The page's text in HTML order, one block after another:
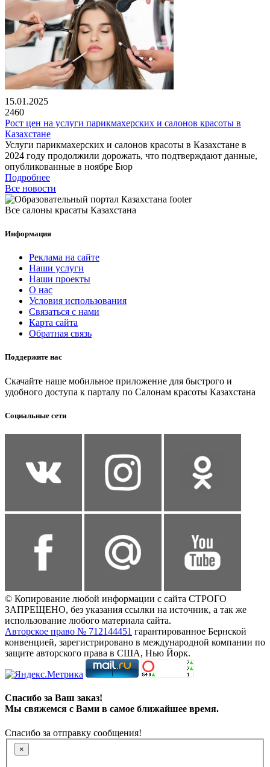
15.01.2025
2460
Рост цен на услуги парикмахерских и салонов красоты в
Казахстане
Услуги парикмахерских и салонов красоты в Казахстане в
2024 году продолжили дорожать, что подтверждают данные,
опубликованные в ноябре Бюр
Подробнее
Все новости
Все салоны красаты Казахстана
Информация
Реклама на сайте
Наши услуги
Наши проекты
О нас
Условия использования
Связаться с нами
Карта сайта
Обратная связь
Поддержите нас
Скачайте наше мобильное приложение для быстрого и
удобного доступа к парталу по Салонам красоты Казахстана
Социальные сети
© Копирование любой информации с сайта СТРОГО
ЗАПРЕЩЕНО, без указания ссылки на источник, а так же
использование любого материала сайта.
Авторское право № 712144451 гарантированное Бернской
конвенцией, зарегистрировано в международной компании по
защите авторского права в США, Нью Йорк.
Спасибо за Ваш заказ!
Мы свяжемся с Вами в самое ближайшее время.
Спасибо за отправку сообщения!
×